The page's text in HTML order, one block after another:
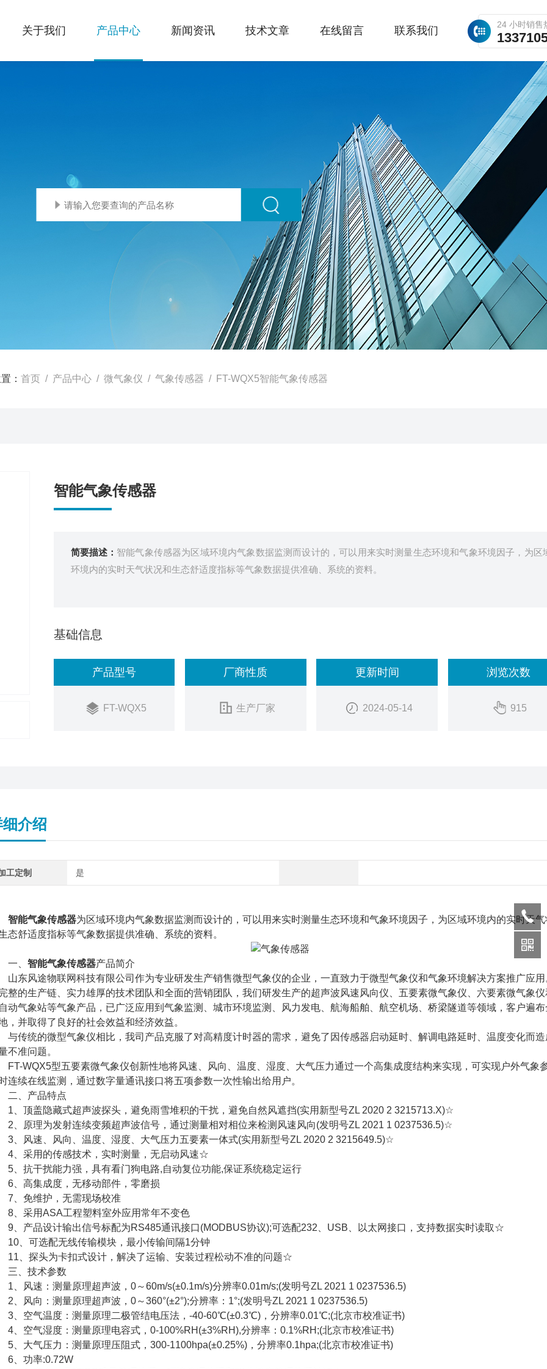
24 小时销售
关于我们 产品中心 新闻资讯 技术文章 在线留言 联系我们
： 首页 / 产品中心 / 微气象仪 / 气象传感器 / FT-WQX5智能气象传感器
智能气象传感器
简要描述： 智能气象传感器为区域环境内气象数据监测而设计的，可以用来实时测量生态环境和气象环境因子，为区
环境内的实时天气状况和生态舒适度指标等气象数据提供准确、系统的资料。
基础信息
产品型号
FT-WQX5
厂商性质
生产厂家
更新时间
2024-05-14
浏览次数
915
介绍
工定制 是
智能气象传感器为区域环境内气象数据监测而设计的，可以用来实时测量生态环境和气象环境因子，为区域环境内的实时天
态舒适度指标等气象数据提供准确、系统的资料。
、 智能气象传感器产品简介
风途物联网科技有限公司作为专业研发生产销售微型气象仪的企业，一直致力于微型气象仪和气象环境解决方案推广应用
整的生产链、实力雄厚的技术团队和全面的营销团队，我们研发生产的超声波风速风向仪、五要素微气象仪、六要素微气象
动气象站等气象产品，已广泛应用到气象监测、城市环境监测、风力发电、航海船舶、航空机场、桥梁隧道等领域，客户遍
，并取得了良好的社会效益和经济效益。
统的微型气象仪相比，我司产品克服了对高精度计时器的需求，避免了因传感器启动延时、解调电路延时、温度变化而造
不准问题。
WQX5型五要素微气象仪创新性地将风速、风向、温度、湿度、大气压力通过一个高集成度结构来实现，可实现户外气象
连续在线监测，通过数字量通讯接口将五项参数一次性输出给用户。
产品特点
顶盖隐藏式超声波探头，避免雨雪堆积的干扰，避免自然风遮挡(实用新型号ZL 2020 2 3215713.X)☆
原理为发射连续变频超声波信号，通过测量相对相位来检测风速风向(发明号ZL 2021 1 0237536.5)☆
风速、风向、温度、湿度、大气压力五要素一体式(实用新型号ZL 2020 2 3215649.5)☆
采用的传感技术，实时测量，无启动风速☆
抗干扰能力强，具有看门狗电路,自动复位功能,保证系统稳定运行
高集成度，无移动部件，零磨损
免维护，无需现场校准
采用ASA工程塑料室外应用常年不变色
产品设计输出信号标配为RS485通讯接口(MODBUS协议);可选配232、USB、以太网接口，支持数据实时读取☆
可选配无线传输模块，最小传输间隔1分钟
探头为卡扣式设计，解决了运输、安装过程松动不准的问题☆
技术参数
风速：测量原理超声波，0～60m/s(±0.1m/s)分辨率0.01m/s;(发明号ZL 2021 1 0237536.5)
风向：测量原理超声波，0～360°(±2°);分辨率：1°;(发明号ZL 2021 1 0237536.5)
空气温度：测量原理二极管结电压法，-40-60℃(±0.3℃)，分辨率0.01℃;(北京市校准证书)
空气湿度：测量原理电容式，0-100%RH(±3%RH),分辨率：0.1%RH;(北京市校准证书)
大气压力：测量原理压阻式，300-1100hpa(±0.25%)，分辨率0.1hpa;(北京市校准证书)
功率:0.72W